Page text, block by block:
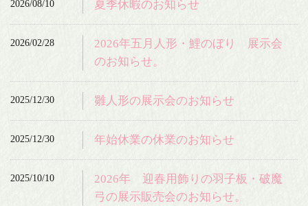
2026/08/10 夏季休暇のお知らせ
2026/02/28
2026年五月人形・鯉のぼり 展示会
のお知らせ。
2025/12/30 雛人形の展示会のお知らせ
2025/12/30 年始休業の休業のお知らせ
2025/10/10
2026年 迎春用飾りの羽子板・破魔
弓の展示販売会のお知らせ。